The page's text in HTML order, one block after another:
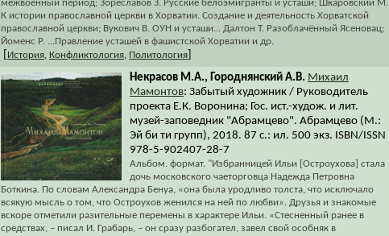
межвоенный период; Зореславов З. Русские белоэмигранты и усташи; Шкаровский М.
К истории православной церкви в Хорватии. Создание и деятельность Хорватской
православной церкви; Вукович В. ОУН и усташи... Далтон Т. Разоблачённый Ясеновац;
Йоменс Р. ...Правление усташей в фашистской Хорватии и др.
История, Конфликтология, Политология
Некрасов М.А., Городнянский А.В. Михаил
Мамонтов: Забытый художник / Руководитель
проекта Е.К. Воронина; Гос. ист.-худож. и лит.
музей-заповедник "Абрамцево". Абрамцево (М.:
Эй би ти групп), 2018. 87 с.: ил. 500 экз. ISBN/ISSN
978-5-902407-28-7
Альбом. формат. "Избранницей Ильи [Остроухова] стала
дочь московского чаеторговца Надежда Петровна
Боткина. По словам Александра Бенуа, «она была уродливо толста, что исключало
всякую мысль о том, что Остроухов женился на ней по любви». Друзья и знакомые
вскоре отметили разительные перемены в характере Ильи. «Стесненный ранее в
средствах, – писал И. Грабарь, – он сразу разбогател, завел свой особняк в